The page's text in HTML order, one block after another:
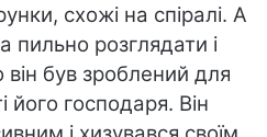
схожі на спіралі. А
пильно розглядати і
був зроблений для
його господаря. Він